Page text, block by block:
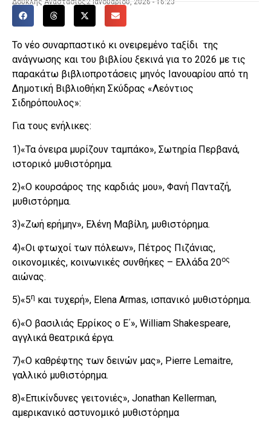
Το νέο συναρπαστικό κι ονειρεμένο ταξίδι της
ανάγνωσης και του βιβλίου ξεκινά για το 2026 με τις
παρακάτω βιβλιοπροτάσεις μηνός Ιανουαρίου από τη
Δημοτική Βιβλιοθήκη Σκύδρας «Λεόντιος
Σιδηρόπουλος»:
Για τους ενήλικες:
1)«Τα όνειρα μυρίζουν ταμπάκο», Σωτηρία Περβανά,
ιστορικό μυθιστόρημα.
2)«Ο κουρσάρος της καρδιάς μου», Φανή Πανταζή,
μυθιστόρημα.
3)«Ζωή ερήμην», Ελένη Μαβίλη, μυθιστόρημα.
4)«Οι φτωχοί των πόλεων», Πέτρος Πιζάνιας,
οικονομικές, κοινωνικές συνθήκες – Ελλάδα 20ος
αιώνας.
5)«5η και τυχερή», Elena Armas, ισπανικό μυθιστόρημα.
6)«Ο βασιλιάς Ερρίκος ο Ε΄», William Shakespeare,
αγγλικά θεατρικά έργα.
7)«Ο καθρέφτης των δεινών μας», Pierre Lemaitre,
γαλλικό μυθιστόρημα.
8)«Επικίνδυνες γειτονιές», Jonathan Kellerman,
αμερικανικό αστυνομικό μυθιστόρημα